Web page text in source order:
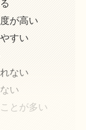
が高い
すい
ない
い
とが多い